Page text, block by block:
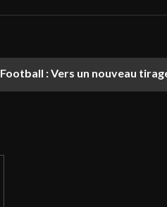
Football : Vers un nouveau